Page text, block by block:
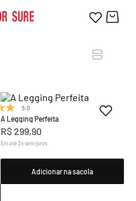
5.0
A Legging Perfeita
R$299,90
Em até2xsem juros
Adicionar na sacola